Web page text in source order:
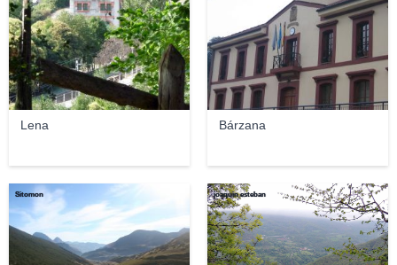
Lena Bárzana
Sitomon joaquin esteban